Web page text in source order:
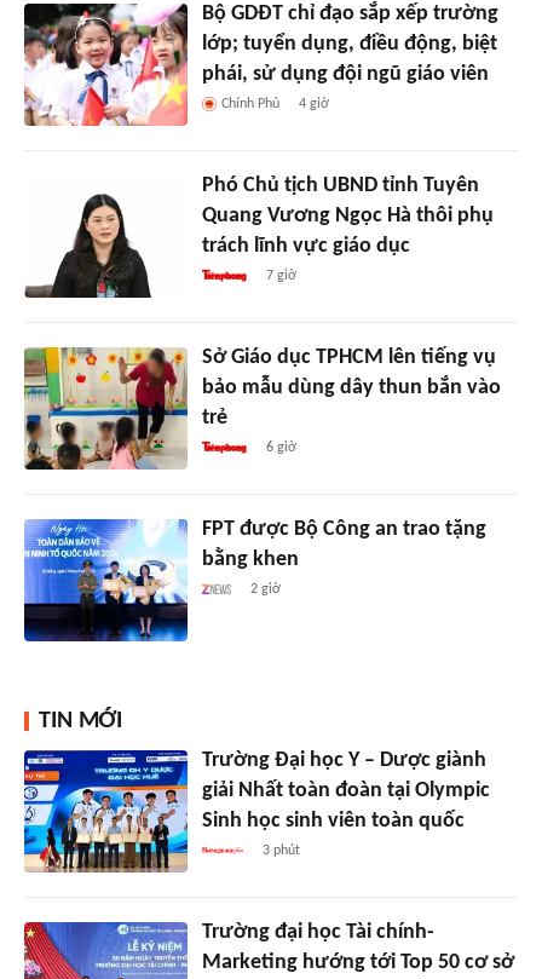
Bộ GDĐT chỉ đạo sắp xếp trường
lớp; tuyển dụng, điều động, biệt
phái, sử dụng đội ngũ giáo viên
Chính Phủ 4 giờ
Phó Chủ tịch UBND tỉnh Tuyên
Quang Vương Ngọc Hà thôi phụ
trách lĩnh vực giáo dục
7 giờ
Sở Giáo dục TPHCM lên tiếng vụ
bảo mẫu dùng dây thun bắn vào
trẻ
6 giờ
FPT được Bộ Công an trao tặng
bằng khen
2 giờ
TIN MỚI
Trường Đại học Y – Dược giành
giải Nhất toàn đoàn tại Olympic
Sinh học sinh viên toàn quốc
3 phút
Trường đại học Tài chính-
Marketing hướng tới Top 50 cơ sở